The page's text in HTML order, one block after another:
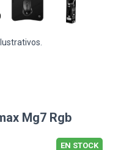
Mg7 Rgb
EN STOCK